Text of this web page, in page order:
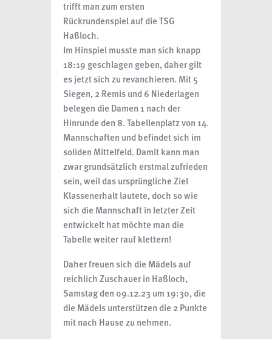
trifft man zum ersten
Rückrundenspiel auf die TSG
Haßloch.
Im Hinspiel musste man sich knapp
18:19 geschlagen geben, daher gilt
es jetzt sich zu revanchieren. Mit 5
Siegen, 2 Remis und 6 Niederlagen
belegen die Damen 1 nach der
Hinrunde den 8. Tabellenplatz von 14.
Mannschaften und befindet sich im
soliden Mittelfeld. Damit kann man
zwar grundsätzlich erstmal zufrieden
sein, weil das ursprüngliche Ziel
Klassenerhalt lautete, doch so wie
sich die Mannschaft in letzter Zeit
entwickelt hat möchte man die
Tabelle weiter rauf klettern!
Daher freuen sich die Mädels auf
reichlich Zuschauer in Haßloch,
Samstag den 09.12.23 um 19:30, die
die Mädels unterstützen die 2 Punkte
mit nach Hause zu nehmen.